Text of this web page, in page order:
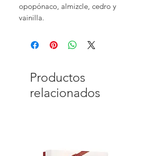
opopónaco, almizcle, cedro y
vainilla.
Productos
relacionados